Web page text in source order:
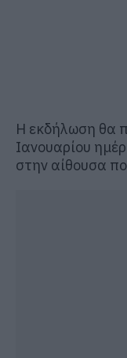
Η εκδήλωση θα
Ιανουαρίου
στην αίθουσα